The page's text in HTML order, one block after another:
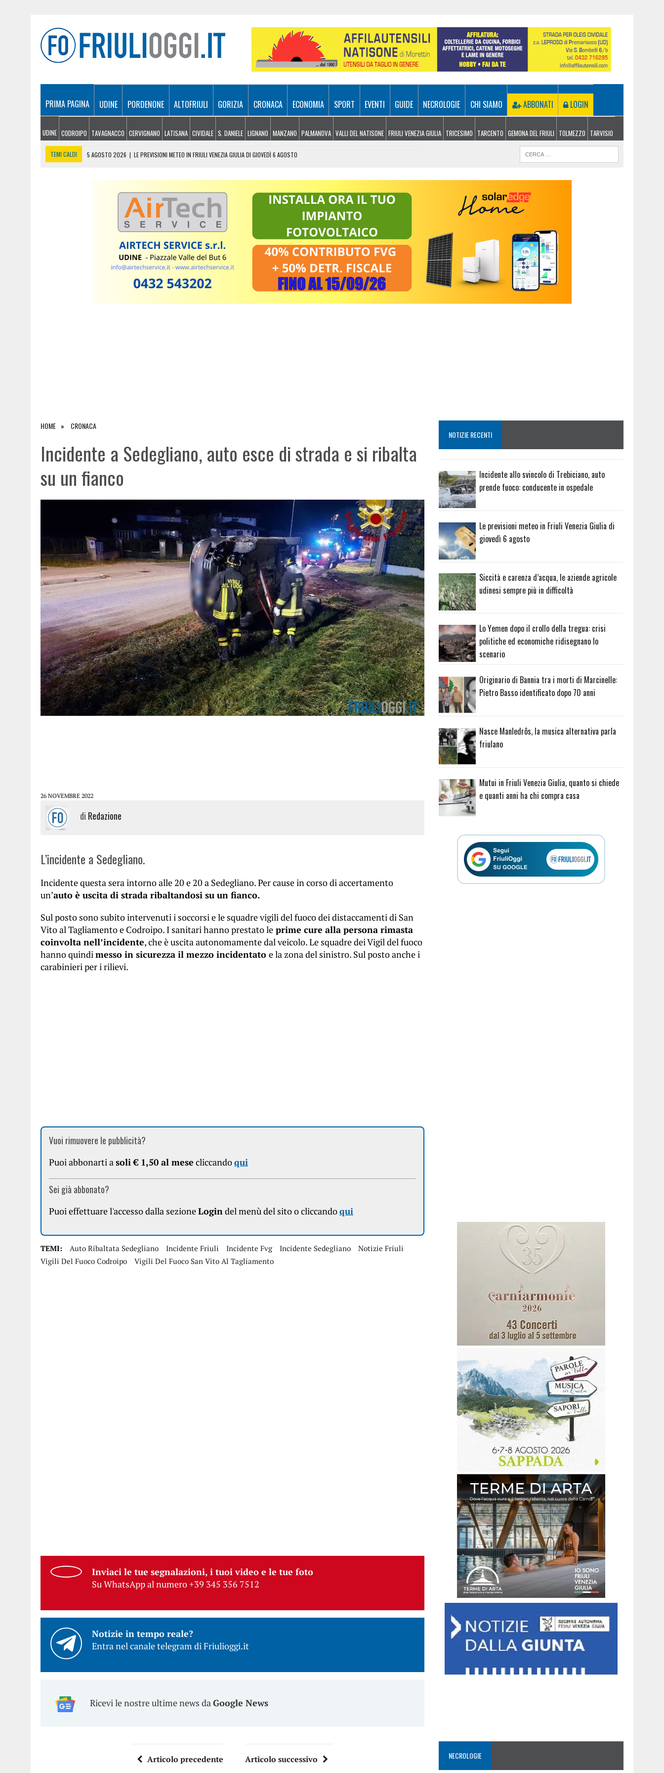
PRIMA PAGINA UDINE PORDENONE ALTOFRIULI GORIZIA CRONACA ECONOMIA SPORT EVENTI GUIDE NECROLOGIE CHI SIAMO ABBONATI LOGIN
UDINE CODROIPO TAVAGNACCO CERVIGNANO LATISANA CIVIDALE S. DANIELE LIGNANO MANZANO PALMANOVA VALLI DEL NATISONE FRIULI VENEZIA GIULIA TRICESIMO TARCENTO GEMONA DEL FRIULI TOLMEZZO TARVISIO
TEMI CALDI 5 AGOSTO 2026 | LE PREVISIONI METEO IN FRIULI VENEZIA GIULIA DI GIOVEDÌ 6 AGOSTO
ORIGINARIO DI BANNIA TRA I MORTI DI MARCINELLE: PIETRO BASSO IDENTIFICATO DOPO 70 ANNI
INCIDENTE ALLO SVINCOLO DI TREBICIANO, AUTO PRENDE FUOCO: CONDUCENTE IN OSPEDALE
HOME CRONACA
Incidente a Sedegliano, auto esce di strada e si ribalta
su un fianco
26 NOVEMBRE 2022
di Redazione
L’incidente a Sedegliano.
Incidente questa sera intorno alle 20 e 20 a Sedegliano. Per cause in corso di accertamento
un’auto è uscita di strada ribaltandosi su un fianco.
Sul posto sono subito intervenuti i soccorsi e le squadre vigili del fuoco dei distaccamenti di San
Vito al Tagliamento e Codroipo. I sanitari hanno prestato le prime cure alla persona rimasta
coinvolta nell’incidente, che è uscita autonomamente dal veicolo. Le squadre dei Vigil del fuoco
hanno quindimesso in sicurezza il mezzo incidentato e la zona del sinistro. Sul posto anche i
carabinieri per i rilievi.
Vuoi rimuovere le pubblicità?
Puoi abbonarti asoli € 1,50 al mese cliccandoqui
Sei già abbonato?
Puoi effettuare l'accesso dalla sezioneLogindel menù del sito o cliccandoqui
TEMI: Auto Ribaltata Sedegliano Incidente Friuli Incidente Fvg Incidente Sedegliano
Notizie Friuli
Vigili Del Fuoco Codroipo
Vigili Del Fuoco San Vito Al Tagliamento
Inviaci le tue segnalazioni, i tuoi video e le tue foto
Su WhatsApp al numero +39 345 356 7512
Notizie in tempo reale?
Entra nel canale telegram di Friulioggi.it
Ricevi le nostre ultime news daGoogle News
Articolo precedente Articolo successivo
NOTIZIE RECENTI
Incidente allo svincolo di Trebiciano, auto
prende fuoco: conducente in ospedale
Le previsioni meteo in Friuli Venezia Giulia di
giovedì 6 agosto
Siccità e carenza d’acqua, le aziende agricole
udinesi sempre più in difficoltà
Lo Yemen dopo il crollo della tregua: crisi
politiche ed economiche ridisegnano lo
scenario
Originario di Bannia tra i morti di Marcinelle:
Pietro Basso identificato dopo 70 anni
Nasce Manledrôs, la musica alternativa parla
friulano
Mutui in Friuli Venezia Giulia, quanto si chiede
e quanti anni ha chi compra casa
NECROLOGIE